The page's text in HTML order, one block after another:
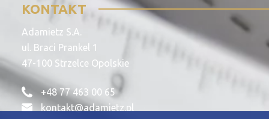
KONTAKT
Adamietz S.A.
ul. Braci Prankel 1
47-100 Strzelce Opolskie
+48 77 463 00 65
kontakt@adamietz.pl